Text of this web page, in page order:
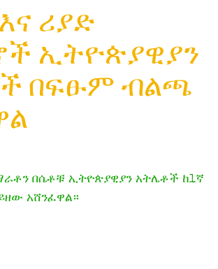
ሪያድ
ኢትዮጵያዊያን
በፍፁም ብልጫ
በሴቶቹ ኢትዮጵያዊያን አትሌቶች ከ1ኛ
አሸንፈዋል።